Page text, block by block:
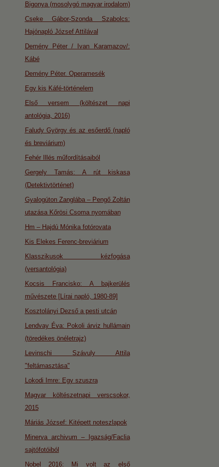
Bigonya (mosolygó magyar irodalom)
Cseke Gábor-Szonda Szabolcs:
Hajónapló József Attilával
Demény Péter / Ivan Karamazov/:
Kábé
Demény Péter. Operamesék
Egy kis Káfé-történelem
Első versem (költészet napi
antológia, 2016)
Faludy György és az esőerdő (napló
és breviárium)
Fehér Illés műfordításaiból
Gergely Tamás: A rút kiskasa
(Detektivtörténet)
Gyalogúton Zanglába – Pengő Zoltán
utazása Kőrösi Csoma nyomában
Hm – Hajdú Mónika fotórovata
Kis Elekes Ferenc-breviárium
Klasszikusok kézfogása
(versantológia)
Kocsis Francisko: A bajkerülés
művészete [Lírai napló, 1980-89]
Kosztolányi Dezső a pesti utcán
Lendvay Éva: Pokoli árviz hullámain
(töredékes önéletrajz)
Levinschi Szávuly Attila
"feltámasztása"
Lokodi Imre: Egy szuszra
Magyar költészetnapi verscsokor,
2015
Máriás József: Kitépett noteszlapok
Minerva archivum – Igazság/Faclia
sajtófotóiból
Nobel 2016: Mi volt az első